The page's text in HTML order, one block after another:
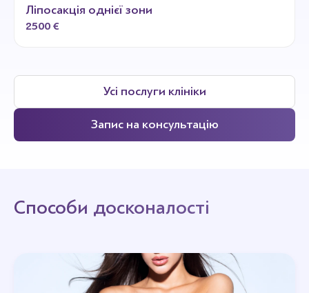
Ліпосакція однієї зони
2500 €
Усі послуги клініки
Запис на консультацію
Способи досконалості